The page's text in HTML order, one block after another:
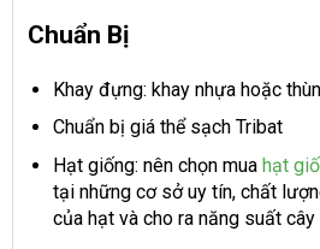
Chuẩn Bị
Khay đựng: khay nhựa hoặc
Chuẩn bị giá thể sạch Tribat
Hạt giống: nên chọn mua hạt
tại những cơ sở uy tín, chất
của hạt và cho ra năng suất cây